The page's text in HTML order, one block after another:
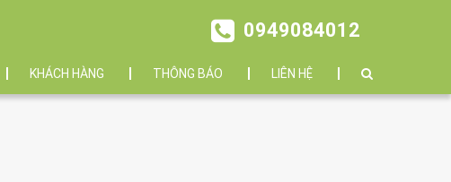
KHÁCH HÀNG THÔNG BÁO LIÊN HỆ
0949084012